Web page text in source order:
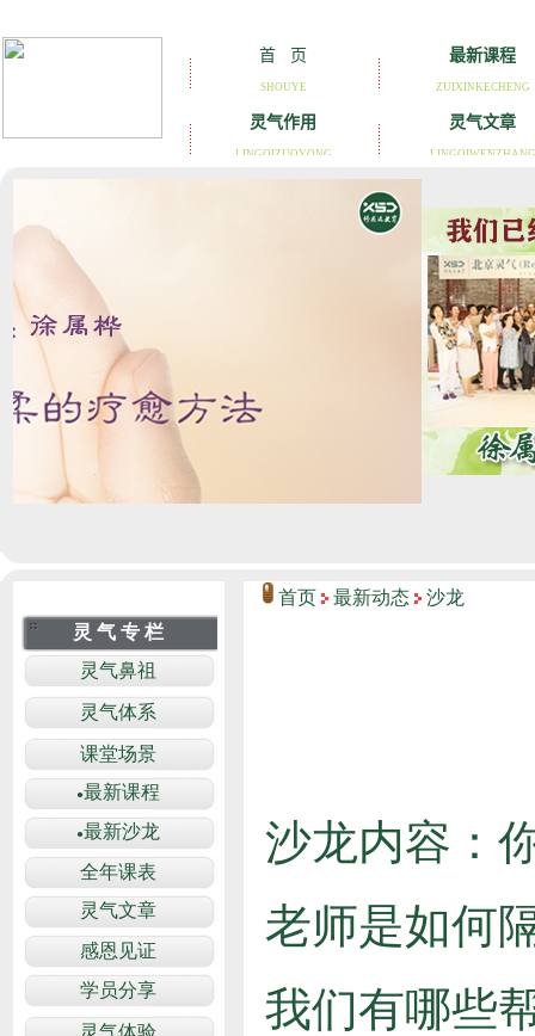
首页 最新动态 沙龙
沙龙内容：
老师是如何
我们有哪些